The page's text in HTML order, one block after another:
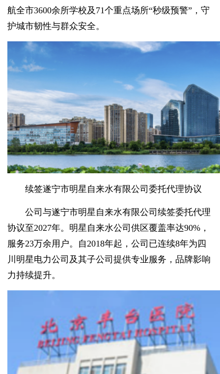
航全市3600余所学校及71个重点场所“秒级预警”，守
护城市韧性与群众安全。
续签遂宁市明星自来水有限公司委托代理协议
公司与遂宁市明星自来水有限公司续签委托代理
协议至2027年。明星自来水公司供区覆盖率达90%，
服务23万余用户。自2018年起，公司已连续8年为四
川明星电力公司及其子公司提供专业服务，品牌影响
力持续提升。